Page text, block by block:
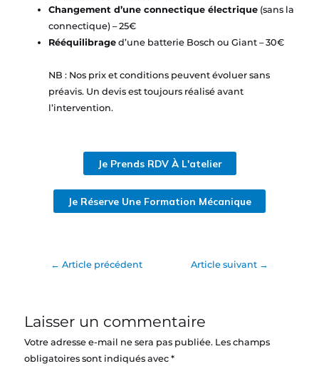
Changement d’une connectique électrique(sans la
connectique) – 25€
Rééquilibraged’une batterie Bosch ou Giant – 30€
NB : Nos prix et conditions peuvent évoluer sans
préavis. Un devis est toujours réalisé avant
l’intervention.
Je Prends RDV À L'atelier
Je Réserve Une Formation Mécanique
← Article précédent Article suivant →
Laisser un commentaire
Votre adresse e-mail ne sera pas publiée. Les champs
obligatoires sont indiqués avec*